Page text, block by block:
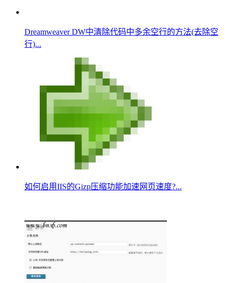
Dreamweaver DW中清除代码中多余空行的方法(去除空
行)...
如何启用IIS的Gizp压缩功能加速网页速度?...